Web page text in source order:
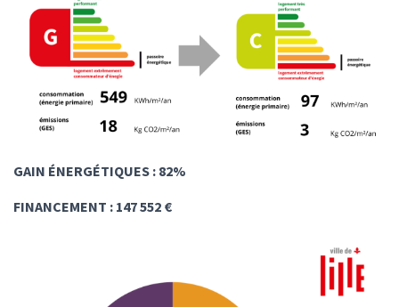
GAIN ÉNERGÉTIQUES : 82%
FINANCEMENT : 147 552 €